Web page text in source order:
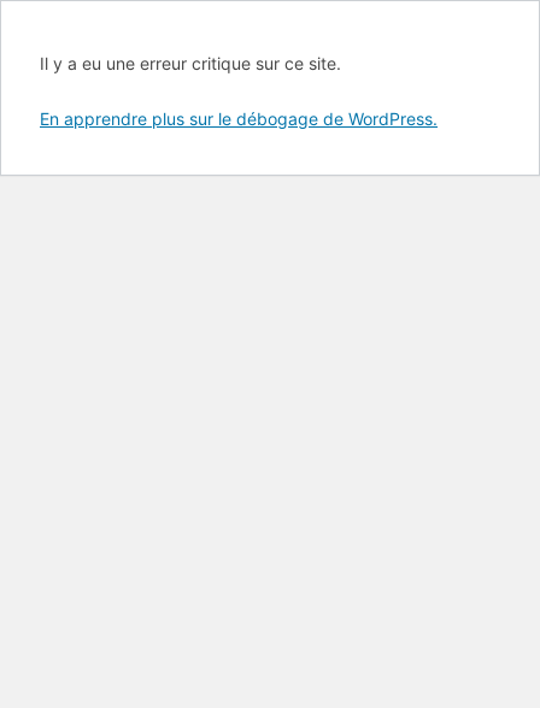
Il y a eu une erreur critique sur ce site.
En apprendre plus sur le débogage de WordPress.